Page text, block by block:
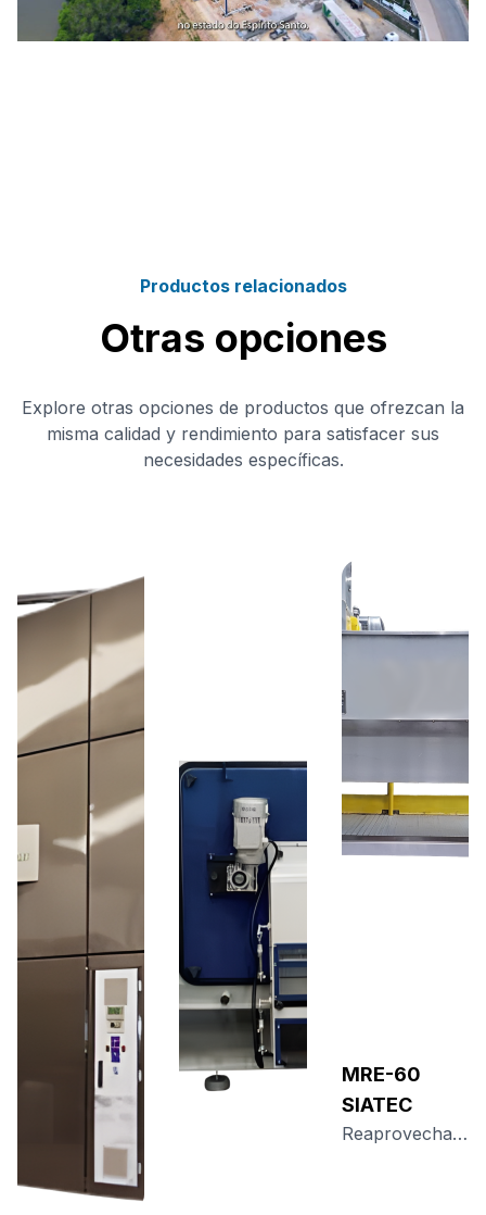
Productos relacionados
Otras opciones
Explore otras opciones de productos que ofrezcan la
misma calidad y rendimiento para satisfacer sus
necesidades específicas.
MRE-60
SIATEC
Reaprovechamiento seguro del café molido, sin contacto manual y con máxima agilidad